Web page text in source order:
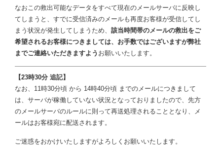
なおこの救出可能なデータをすべて現在のメールサーバに反映し
てしまうと、すでに受信済みのメールも再度お客様が受信してし
まう状況が発生してしまうため、 該当時間帯のメールの救出をご
希望されるお客様につきましては、お手数ではございますが弊社
までご連絡いただきますよう お願いいたします。
【23時30分 追記】
なお、11時30分頃 から 14時40分頃 までのメールにつきまして
は、サーバが稼働していない状況となっておりましたので、先方
のメールサーバのルールに則って再送処理されることとなり、メ
ールはお客様宛に配送されます。
ご迷惑をおかけいたしますがよろしくお願いいたします。